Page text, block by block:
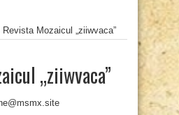
Revista Mozaicul „ziiwvaca”
„ziiwvaca”